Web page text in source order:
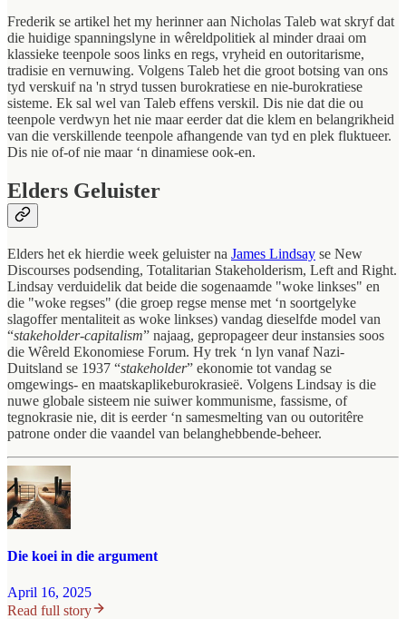
Frederik se artikel het my herinner aan Nicholas Taleb wat skryf dat
die huidige spanningslyne in wêreldpolitiek al minder draai om
klassieke teenpole soos links en regs, vryheid en outoritarisme,
tradisie en vernuwing. Volgens Taleb het die groot botsing van ons
tyd verskuif na 'n stryd tussen burokratiese en nie-burokratiese
sisteme. Ek sal wel van Taleb effens verskil. Dis nie dat die ou
teenpole verdwyn het nie maar eerder dat die klem en belangrikheid
van die verskillende teenpole afhangende van tyd en plek fluktueer.
Dis nie of-of nie maar ‘n dinamiese ook-en.
Elders Geluister
Elders het ek hierdie week geluister na James Lindsay se New
Discourses podsending, Totalitarian Stakeholderism, Left and Right.
Lindsay verduidelik dat beide die sogenaamde "woke linkses" en
die "woke regses" (die groep regse mense met ‘n soortgelyke
slagoffer mentaliteit as woke linkses) vandag dieselfde model van
“stakeholder-capitalism” najaag, gepropageer deur instansies soos
die Wêreld Ekonomiese Forum. Hy trek ‘n lyn vanaf Nazi-
Duitsland se 1937 “stakeholder” ekonomie tot vandag se
omgewings- en maatskaplikeburokrasieë. Volgens Lindsay is die
nuwe globale sisteem nie suiwer kommunisme, fassisme, of
tegnokrasie nie, dit is eerder ‘n samesmelting van ou outoritêre
patrone onder die vaandel van belanghebbende-beheer.
Die koei in die argument
April 16, 2025
Read full story